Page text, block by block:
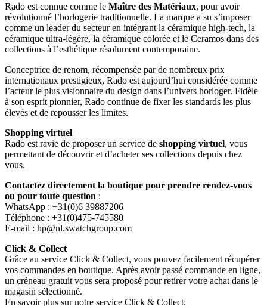
Rado est connue comme le Maître des Matériaux, pour avoir
révolutionné l’horlogerie traditionnelle. La marque a su s’imposer
comme un leader du secteur en intégrant la céramique high-tech, la
céramique ultra-légère, la céramique colorée et le Ceramos dans des
collections à l’esthétique résolument contemporaine.
Conceptrice de renom, récompensée par de nombreux prix
internationaux prestigieux, Rado est aujourd’hui considérée comme
l’acteur le plus visionnaire du design dans l’univers horloger. Fidèle
à son esprit pionnier, Rado continue de fixer les standards les plus
élevés et de repousser les limites.
Shopping virtuel
Rado est ravie de proposer un service de shopping virtuel, vous
permettant de découvrir et d’acheter ses collections depuis chez
vous.
Contactez directement la boutique pour prendre rendez-vous
ou pour toute question :
WhatsApp : +31(0)6 39887206
Téléphone : +31(0)475-745580
E-mail : hp@nl.swatchgroup.com
Click & Collect
Grâce au service Click & Collect, vous pouvez facilement récupérer
vos commandes en boutique. Après avoir passé commande en ligne,
un créneau gratuit vous sera proposé pour retirer votre achat dans le
magasin sélectionné.
En savoir plus sur notre service Click & Collect.